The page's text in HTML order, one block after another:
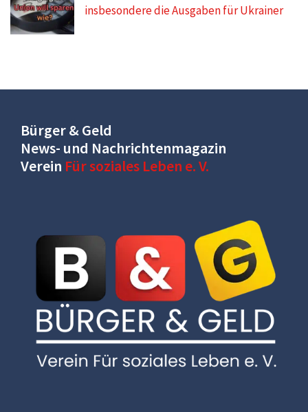
insbesondere die Ausgaben für Ukrainer
Bürger & Geld
News- und Nachrichtenmagazin
Verein Für soziales Leben e. V.